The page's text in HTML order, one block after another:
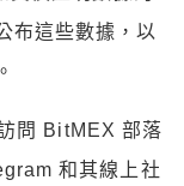
布這些數據，以
問 BitMEX 部落
和其線上社